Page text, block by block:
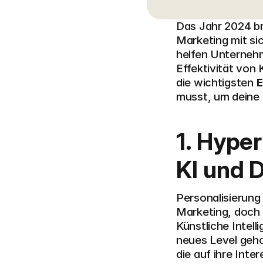
Das Jahr 2024
Marketing mit
helfen
Effektivität von
die wichtigsten
musst, um
1.
KI und
Marketing, doch
Künstliche
neues Level
die auf ihre